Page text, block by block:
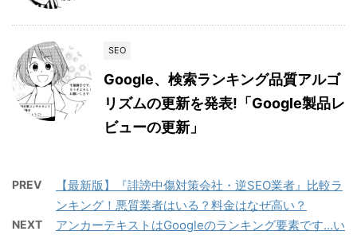
SEO
Google、検索ランキング品質アルゴ
リズムの更新を発表!「Google製品レ
ビューの更新」
PREV
【最新版】『誹謗中傷対策会社・逆SEO業者』比較ラ
ンキング！悪質業者はいる？料金はなぜ高い？
NEXT アンカーテキストはGoogleのランキング要素です…い